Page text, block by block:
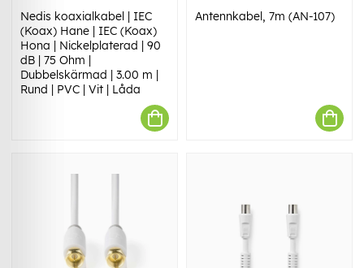
Nedis koaxialkabel | IEC
(Koax) Hane | IEC (Koax)
Hona | Nickelplaterad | 90
dB | 75 Ohm |
Dubbelskärmad | 3.00 m |
Rund | PVC | Vit | Låda
Antennkabel, 7m (AN-107)